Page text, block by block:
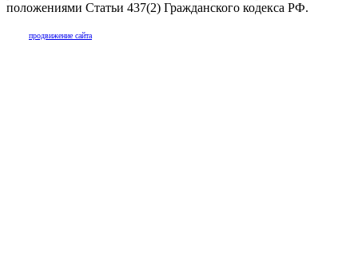
положениями Статьи 437(2) Гражданского кодекса РФ.
продвижение сайта